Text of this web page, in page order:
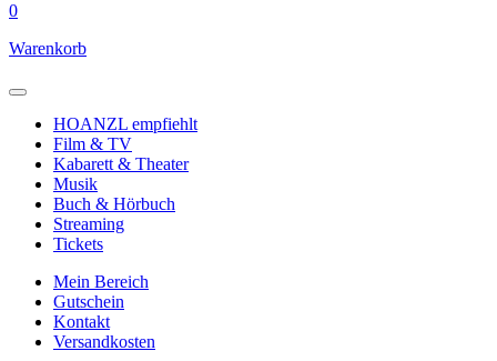
0
Warenkorb
HOANZL empfiehlt
Film & TV
Kabarett & Theater
Musik
Buch & Hörbuch
Streaming
Tickets
Mein Bereich
Gutschein
Kontakt
Versandkosten